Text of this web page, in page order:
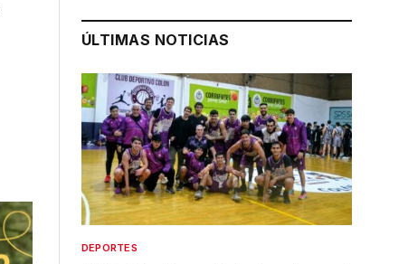
ÚLTIMAS NOTICIAS
DEPORTES